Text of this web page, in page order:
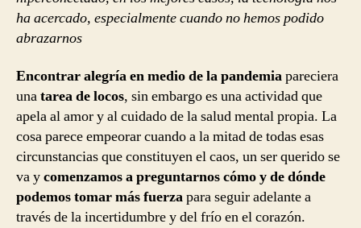
ha acercado, especialmente cuando no hemos podido
abrazarnos
Encontrar alegría en medio de la pandemiapareciera
unatarea de locos, sin embargo es una actividad que
apela al amor y al cuidado de la salud mental propia. La
cosa parece empeorar cuando a la mitad de todas esas
circunstancias que constituyen el caos, un ser querido se
va ycomenzamos a preguntarnos cómo y de dónde
podemos tomar más fuerzapara seguir adelante a
través de la incertidumbre y del frío en el corazón.